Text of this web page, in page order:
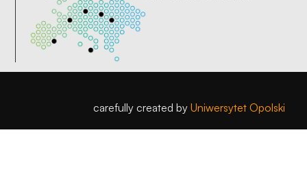
carefully created by Uniwersytet Opolski